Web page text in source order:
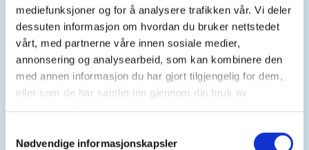
mediefunksjoner og for å analysere trafikken vår. Vi deler
dessuten informasjon om hvordan du bruker nettstedet
vårt, med partnerne våre innen sosiale medier,
annonsering og analysearbeid, som kan kombinere den
med annen informasjon du har gjort tilgjengelig for dem,
eller som de har samlet inn gjennom din bruk av
Nødvendige informasjonskapsler
15. May 2026
Kl. 17.30 - 19.00
Arrangør
Kroken JFF